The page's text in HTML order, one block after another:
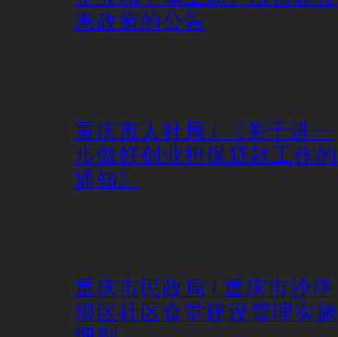
惠政策的公告
重庆市人社局 | 《关于进一
步做好创业担保贷款工作的
通知》
重庆市民政局 | 重庆市沙坪
坝区社区食堂建设管理实施